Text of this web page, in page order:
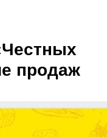
продаж